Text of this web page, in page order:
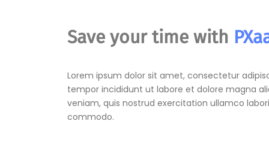
Save your time with
Lorem ipsum dolor sit amet, consectetur
tempor incididunt ut labore et dolore magna
veniam, quis nostrud exercitation ullamco
commodo.